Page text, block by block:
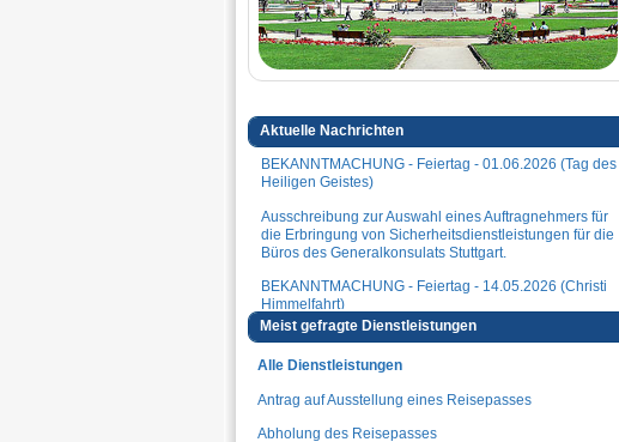
Aktuelle Nachrichten
BEKANNTMACHUNG - Feiertag - 01.06.2026 (Tag des
Heiligen Geistes)
Ausschreibung zur Auswahl eines Auftragnehmers für
die Erbringung von Sicherheitsdienstleistungen für die
Büros des Generalkonsulats Stuttgart.
BEKANNTMACHUNG - Feiertag - 14.05.2026 (Christi
Himmelfahrt)
BEKANNTMACHUNG - Feiertag - 01.05.2026 (Tag der
Arbeit)
Ausschreibung zur Vernichtung von Gegenständen
BEKANNTMACHUNG - Feiertage - 10-13.04.2026
Meist gefragte Dienstleistungen
Alle Dienstleistungen
Antrag auf Ausstellung eines Reisepasses
Abholung des Reisepasses